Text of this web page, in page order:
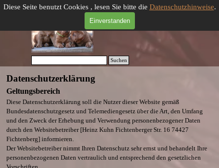
Diese Seite benutzt Cookies , lesen Sie bitte die Datenschutzhinweise.
Einverstanden
Direkt zum Seiteninhalt Menü überspringen
Suchen
Datenschutzerklärung
Geltungsbereich
Diese Datenschutzerklärung soll die Nutzer dieser Website gemäß
Bundesdatenschutzgesetz und Telemediengesetz über die Art, den Umfang
und den Zweck der Erhebung und Verwendung personenbezogener Daten
durch den Websitebetreiber[Heinz Kuhn Fichtenberger Str. 16 74427
Fichtenberg] informieren.
Der Websitebetreiber nimmt Ihren Datenschutz sehr ernst und behandelt Ihre
personenbezogenen Daten vertraulich und entsprechend den gesetzlichen